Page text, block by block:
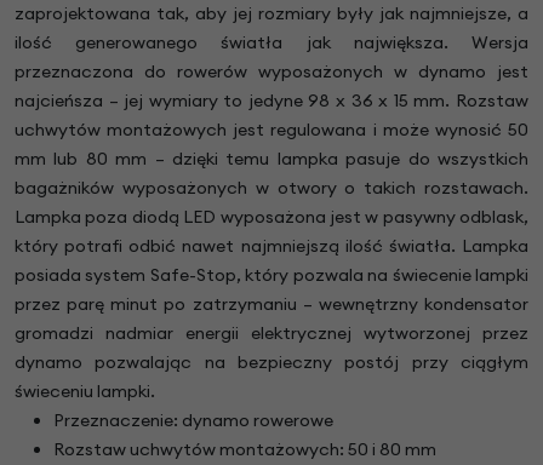
zaprojektowana tak, aby jej rozmiary były jak najmniejsze, a
ilość generowanego światła jak największa. Wersja
przeznaczona do rowerów wyposażonych w dynamo jest
najcieńsza – jej wymiary to jedyne 98 x 36 x 15 mm. Rozstaw
uchwytów montażowych jest regulowana i może wynosić 50
mm lub 80 mm – dzięki temu lampka pasuje do wszystkich
bagażników wyposażonych w otwory o takich rozstawach.
Lampka poza diodą LED wyposażona jest w pasywny odblask,
który potrafi odbić nawet najmniejszą ilość światła. Lampka
posiada system Safe-Stop, który pozwala na świecenie lampki
przez parę minut po zatrzymaniu – wewnętrzny kondensator
gromadzi nadmiar energii elektrycznej wytworzonej przez
dynamo pozwalając na bezpieczny postój przy ciągłym
świeceniu lampki.
Przeznaczenie: dynamo rowerowe
Rozstaw uchwytów montażowych: 50 i 80 mm